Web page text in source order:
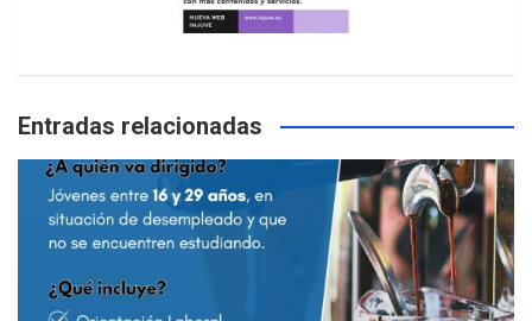
Entradas relacionadas